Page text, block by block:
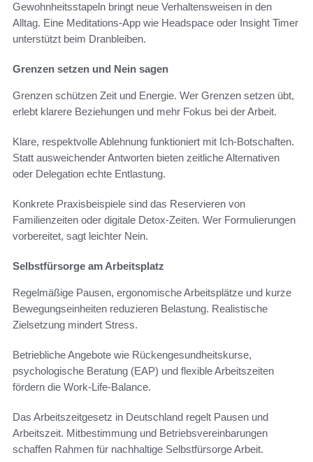
Gewohnheitsstapeln bringt neue Verhaltensweisen in den
Alltag. Eine Meditations-App wie Headspace oder Insight Timer
unterstützt beim Dranbleiben.
Grenzen setzen und Nein sagen
Grenzen schützen Zeit und Energie. Wer Grenzen setzen übt,
erlebt klarere Beziehungen und mehr Fokus bei der Arbeit.
Klare, respektvolle Ablehnung funktioniert mit Ich-Botschaften.
Statt ausweichender Antworten bieten zeitliche Alternativen
oder Delegation echte Entlastung.
Konkrete Praxisbeispiele sind das Reservieren von
Familienzeiten oder digitale Detox-Zeiten. Wer Formulierungen
vorbereitet, sagt leichter Nein.
Selbstfürsorge am Arbeitsplatz
Regelmäßige Pausen, ergonomische Arbeitsplätze und kurze
Bewegungseinheiten reduzieren Belastung. Realistische
Zielsetzung mindert Stress.
Betriebliche Angebote wie Rückengesundheitskurse,
psychologische Beratung (EAP) und flexible Arbeitszeiten
fördern die Work-Life-Balance.
Das Arbeitszeitgesetz in Deutschland regelt Pausen und
Arbeitszeit. Mitbestimmung und Betriebsvereinbarungen
schaffen Rahmen für nachhaltige Selbstfürsorge Arbeit.